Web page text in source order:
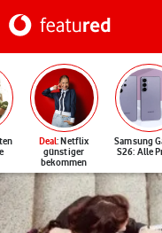
Deal: Netflix
günstiger
bekommen
Samsung
S26: Alle